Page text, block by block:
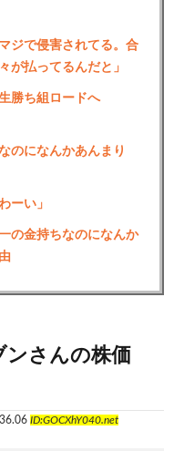
ジで侵害されてる。合
が払ってるんだと」
勝ち組ロードへ
のになんかあんまり
ーい」
の金持ちなのになんか
ンさんの株価
ID:GOCXhY040.net